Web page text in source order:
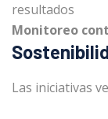
resultados
Monitoreo
Las iniciativas